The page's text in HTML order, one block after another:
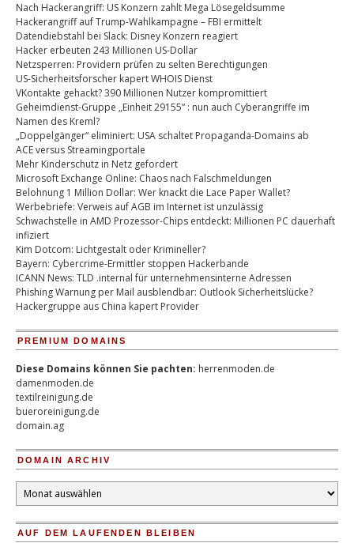
Nach Hackerangriff: US Konzern zahlt Mega Lösegeldsumme
Hackerangriff auf Trump-Wahlkampagne – FBI ermittelt
Datendiebstahl bei Slack: Disney Konzern reagiert
Hacker erbeuten 243 Millionen US-Dollar
Netzsperren: Providern prüfen zu selten Berechtigungen
US-Sicherheitsforscher kapert WHOIS Dienst
VKontakte gehackt? 390 Millionen Nutzer kompromittiert
Geheimdienst-Gruppe „Einheit 29155“ : nun auch Cyberangriffe im
Namen des Kreml?
„Doppelgänger“ eliminiert: USA schaltet Propaganda-Domains ab
ACE versus Streamingportale
Mehr Kinderschutz in Netz gefordert
Microsoft Exchange Online: Chaos nach Falschmeldungen
Belohnung 1 Million Dollar: Wer knackt die Lace Paper Wallet?
Werbebriefe: Verweis auf AGB im Internet ist unzulässig
Schwachstelle in AMD Prozessor-Chips entdeckt: Millionen PC dauerhaft
infiziert
Kim Dotcom: Lichtgestalt oder Krimineller?
Bayern: Cybercrime-Ermittler stoppen Hackerbande
ICANN News: TLD .internal für unternehmensinterne Adressen
Phishing Warnung per Mail ausblendbar: Outlook Sicherheitslücke?
Hackergruppe aus China kapert Provider
PREMIUM DOMAINS
Diese Domains können Sie pachten: herrenmoden.de
damenmoden.de
textilreinigung.de
bueroreinigung.de
domain.ag
DOMAIN ARCHIV
Domain
Archiv
AUF DEM LAUFENDEN BLEIBEN